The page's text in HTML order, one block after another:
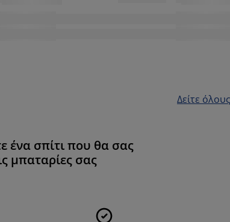
Δείτε
ένα σπίτι που θα σας
μπαταρίες σας